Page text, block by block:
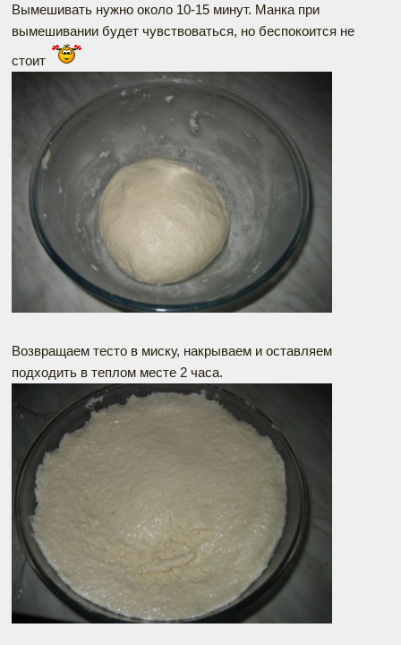
Вымешивать нужно около 10-15 минут. Манка при
вымешивании будет чувствоваться, но беспокоится не
стоит
Возвращаем тесто в миску, накрываем и оставляем
подходить в теплом месте 2 часа.